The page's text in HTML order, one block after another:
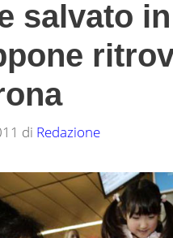
salvato in
di Redazione